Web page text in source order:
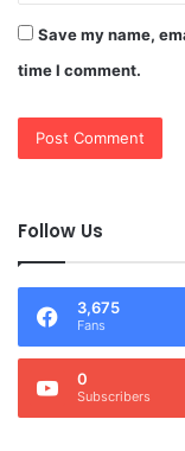
Save my name,
time I comment.
Follow Us
3,675
Fans
0
Subscribers